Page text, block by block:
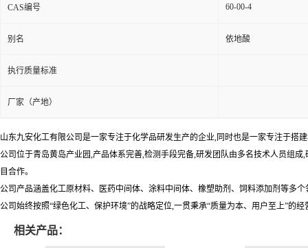
CAS编号 60-00-4
别名 依地酸
执行质量标准
厂家（产地）
山东九安化工有限公司是一家专注于化学品研发生产的企业,同时也是一家专注于搭
公司位于青岛黄岛产业园,产品体系完善,检测手段完备,研发团队由多名技术人员组
目合作。
公司产品涵盖化工原材料、医药中间体、涂料中间体、橡塑助剂、饲料添加剂等多
公司始终按照“绿色化工、保护环境”的战略定位,一贯秉承“质量为本、用户至上”的
相关产品：